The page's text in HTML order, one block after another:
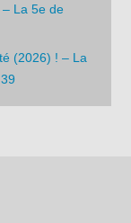
– La 5e de
(2026) ! – La